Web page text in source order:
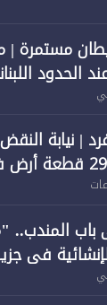
مستمرة |
الحدود
| نيابة
استرداد الدولة
جزئيًا (1)
باب
في